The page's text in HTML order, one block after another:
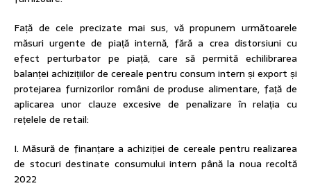
Față de cele precizate mai sus, vă propunem următoarele
măsuri urgente de piață internă, fără a crea distorsiuni cu
efect perturbator pe piață, care să permită echilibrarea
balanței achizițiilor de cereale pentru consum intern și export și
protejarea furnizorilor români de produse alimentare, față de
aplicarea unor clauze excesive de penalizare în relația cu
rețelele de retail:
I. Măsură de finanțare a achiziției de cereale pentru realizarea
de stocuri destinate consumului intern până la noua recoltă
2022